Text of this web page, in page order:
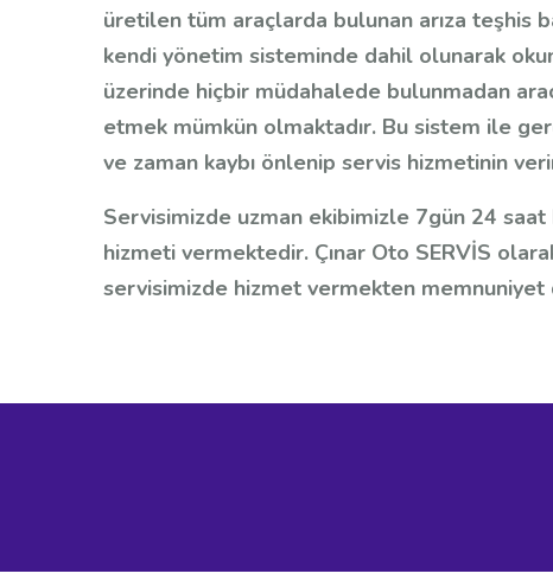
üretilen tüm araçlarda bulunan arıza teşhis
kendi yönetim sisteminde dahil olunarak
üzerinde hiçbir müdahalede bulunmadan
etmek mümkün olmaktadır. Bu sistem ile
ve zaman kaybı önlenip servis hizmetinin
Servisimizde uzman ekibimizle 7gün 24
hizmeti vermektedir. Çınar Oto SERVİS
servisimizde hizmet vermekten memnuniyet